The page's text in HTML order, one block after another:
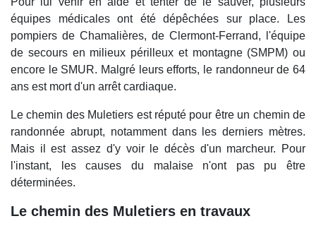
équipes médicales ont été dépêchées sur place. Les
pompiers de Chamalières, de Clermont-Ferrand, l'équipe
de secours en milieux périlleux et montagne (SMPM) ou
encore le SMUR. Malgré leurs efforts, le randonneur de 64
ans est mort d'un arrêt cardiaque.
Le chemin des Muletiers est réputé pour être un chemin de
randonnée abrupt, notamment dans les derniers mètres.
Mais il est assez d'y voir le décès d'un marcheur. Pour
l'instant, les causes du malaise n'ont pas pu être
déterminées.
Le chemin des Muletiers en travaux